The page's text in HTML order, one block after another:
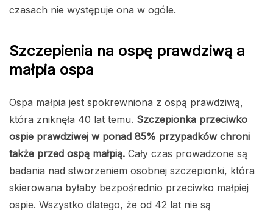
czasach nie występuje ona w ogóle.
Szczepienia na ospę prawdziwą a
małpia ospa
Ospa małpia jest spokrewniona z ospą prawdziwą,
która zniknęła 40 lat temu. Szczepionka przeciwko
ospie prawdziwej w ponad 85% przypadków chroni
także przed ospą małpią. Cały czas prowadzone są
badania nad stworzeniem osobnej szczepionki, która
skierowana byłaby bezpośrednio przeciwko małpiej
ospie. Wszystko dlatego, że od 42 lat nie są